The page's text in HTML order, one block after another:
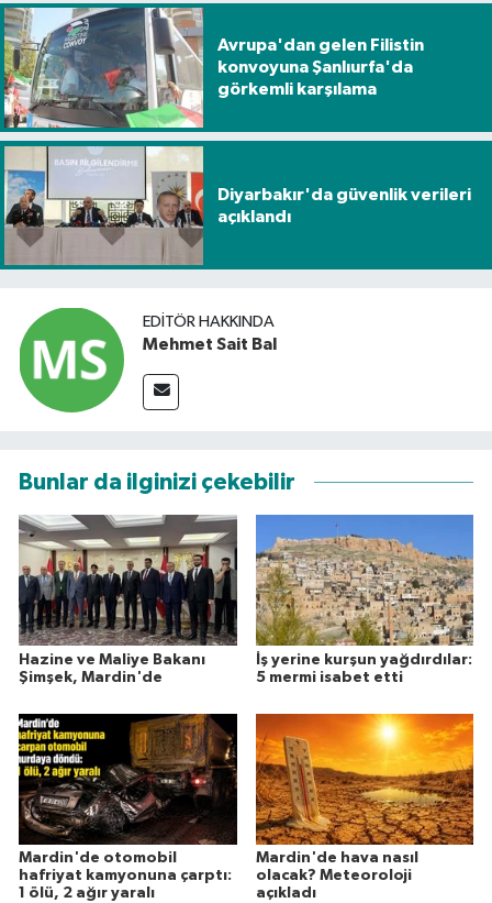
Avrupa'dan gelen Filistin
konvoyuna Şanlıurfa'da
görkemli karşılama
Diyarbakır'da güvenlik verileri
açıklandı
EDITÖR HAKKINDA
Mehmet Sait Bal
Bunlar da ilginizi çekebilir
Hazine ve Maliye Bakanı
Şimşek, Mardin'de
İş yerine kurşun yağdırdılar:
5 mermi isabet etti
Mardin'de otomobil
hafriyat kamyonuna çarptı:
1 ölü, 2 ağır yaralı
Mardin'de hava nasıl
olacak? Meteoroloji
açıkladı